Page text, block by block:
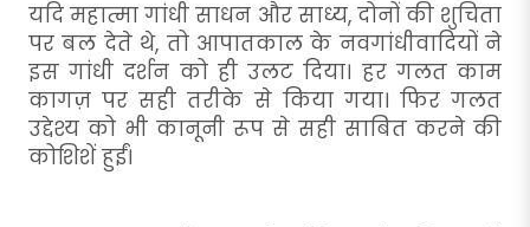
यदि महात्मा गांधी साधन और साध्य, दोनों की शुचिता
पर बल देते थे, तो आपातकाल के नवगांधीवादियों ने
इस गांधी दर्शन को ही उलट दिया। हर गलत काम
कागज़ पर सही तरीके से किया गया। फिर गलत
उद्देश्य को भी कानूनी रूप से सही साबित करने की
कोशिशें हुईं।